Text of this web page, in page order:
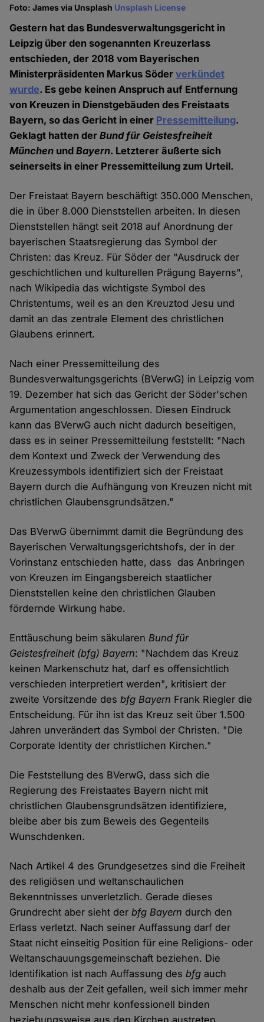
Foto: James via Unsplash Unsplash License
Gestern hat das Bundesverwaltungsgericht in
Leipzig über den sogenannten Kreuzerlass
entschieden, der 2018 vom Bayerischen
Ministerpräsidenten Markus Söderverkündet
wurde. Es gebe keinen Anspruch auf Entfernung
von Kreuzen in Dienstgebäuden des Freistaats
Bayern, so das Gericht in einer Pressemitteilung.
Geklagt hatten derBund für Geistesfreiheit
München undBayern. Letzterer äußerte sich
seinerseits in einer Pressemitteilung zum Urteil.
Der Freistaat Bayern beschäftigt 350.000 Menschen,
die in über 8.000 Dienststellen arbeiten. In diesen
Dienststellen hängt seit 2018 auf Anordnung der
bayerischen Staatsregierung das Symbol der
Christen: das Kreuz. Für Söder der "Ausdruck der
geschichtlichen und kulturellen Prägung Bayerns",
nach Wikipedia das wichtigste Symbol des
Christentums, weil es an den Kreuztod Jesu und
damit an das zentrale Element des christlichen
Glaubens erinnert.
Nach einer Pressemitteilung des
Bundesverwaltungsgerichts (BVerwG) in Leipzig vom
19. Dezember hat sich das Gericht der Söder'schen
Argumentation angeschlossen. Diesen Eindruck
kann das BVerwG auch nicht dadurch beseitigen,
dass es in seiner Pressemitteilung feststellt: "Nach
dem Kontext und Zweck der Verwendung des
Kreuzessymbols identifiziert sich der Freistaat
Bayern durch die Aufhängung von Kreuzen nicht mit
christlichen Glaubensgrundsätzen."
Das BVerwG übernimmt damit die Begründung des
Bayerischen Verwaltungsgerichtshofs, der in der
Vorinstanz entschieden hatte, dass das Anbringen
von Kreuzen im Eingangsbereich staatlicher
Dienststellen keine den christlichen Glauben
fördernde Wirkung habe.
Enttäuschung beim säkularenBund für
Geistesfreiheit (bfg) Bayern: "Nachdem das Kreuz
keinen Markenschutz hat, darf es offensichtlich
verschieden interpretiert werden", kritisiert der
zweite Vorsitzende desbfg Bayern Frank Riegler die
Entscheidung. Für ihn ist das Kreuz seit über 1.500
Jahren unverändert das Symbol der Christen. "Die
Corporate Identity der christlichen Kirchen."
Die Feststellung des BVerwG, dass sich die
Regierung des Freistaates Bayern nicht mit
christlichen Glaubensgrundsätzen identifiziere,
bleibe aber bis zum Beweis des Gegenteils
Wunschdenken.
Nach Artikel 4 des Grundgesetzes sind die Freiheit
des religiösen und weltanschaulichen
Bekenntnisses unverletzlich. Gerade dieses
Grundrecht aber sieht derbfg Bayern durch den
Erlass verletzt. Nach seiner Auffassung darf der
Staat nicht einseitig Position für eine Religions- oder
Weltanschauungsgemeinschaft beziehen. Die
Identifikation ist nach Auffassung desbfg auch
deshalb aus der Zeit gefallen, weil sich immer mehr
Menschen nicht mehr konfessionell binden